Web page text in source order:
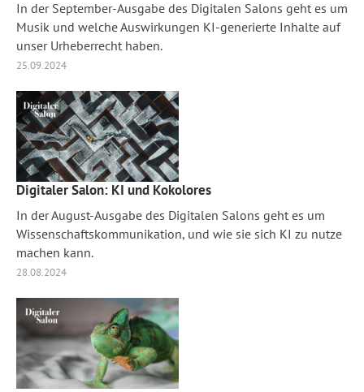
In der September-Ausgabe des Digitalen Salons geht es um
Musik und welche Auswirkungen KI-generierte Inhalte auf
unser Urheberrecht haben.
25.09.2024
Digitaler Salon: KI und Kokolores
In der August-Ausgabe des Digitalen Salons geht es um
Wissenschaftskommunikation, und wie sie sich KI zu nutze
machen kann.
28.08.2024